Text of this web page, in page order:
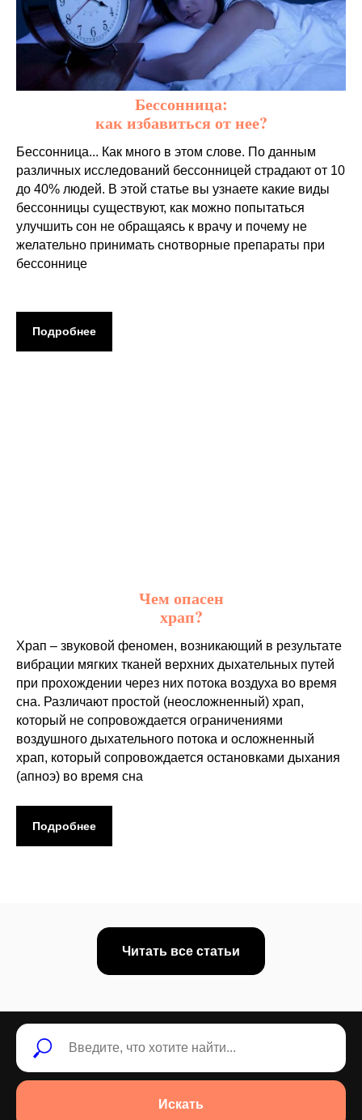
Бессонница:
как избавиться от нее?
Бессонница... Как много в этом слове. По данным
различных исследований бессонницей страдают от 10
до 40% людей. В этой статье вы узнаете какие виды
бессонницы существуют, как можно попытаться
улучшить сон не обращаясь к врачу и почему не
желательно принимать снотворные препараты при
бессоннице
Подробнее
Чем опасен
храп?
Храп – звуковой феномен, возникающий в результате
вибрации мягких тканей верхних дыхательных путей
при прохождении через них потока воздуха во время
сна. Различают простой (неосложненный) храп,
который не сопровождается ограничениями
воздушного дыхательного потока и осложненный
храп, который сопровождается остановками дыхания
(апноэ) во время сна
Подробнее
Читать все статьи
Искать